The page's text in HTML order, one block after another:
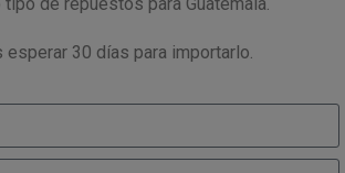
30 días para importarlo.